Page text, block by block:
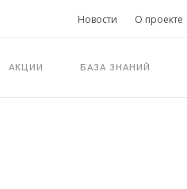
Новости О проекте
АКЦИИ БАЗА ЗНАНИЙ